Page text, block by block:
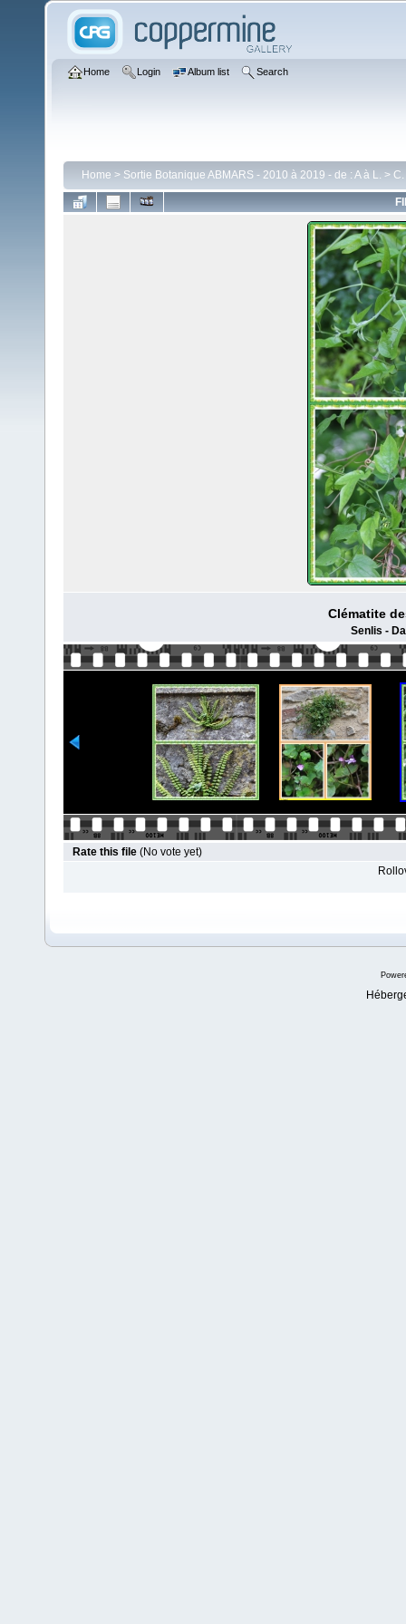
Home Login Album list Search
Home > Sortie Botanique ABMARS - 2010 à 2019 - de : A à L. > C.
Clématite
Senlis -
Rate this file (No vote yet)